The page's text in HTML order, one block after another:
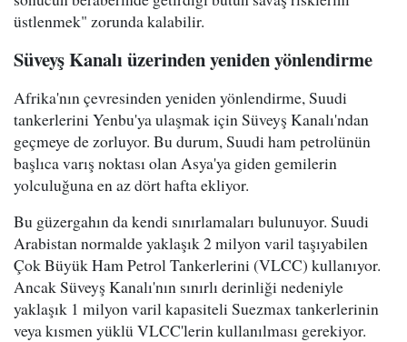
üstlenmek" zorunda kalabilir.
Süveyş Kanalı üzerinden yeniden yönlendirme
Afrika'nın çevresinden yeniden yönlendirme, Suudi
tankerlerini Yenbu'ya ulaşmak için Süveyş Kanalı'ndan
geçmeye de zorluyor. Bu durum, Suudi ham petrolünün
başlıca varış noktası olan Asya'ya giden gemilerin
yolculuğuna en az dört hafta ekliyor.
Bu güzergahın da kendi sınırlamaları bulunuyor. Suudi
Arabistan normalde yaklaşık 2 milyon varil taşıyabilen
Çok Büyük Ham Petrol Tankerlerini (VLCC) kullanıyor.
Ancak Süveyş Kanalı'nın sınırlı derinliği nedeniyle
yaklaşık 1 milyon varil kapasiteli Suezmax tankerlerinin
veya kısmen yüklü VLCC'lerin kullanılması gerekiyor.